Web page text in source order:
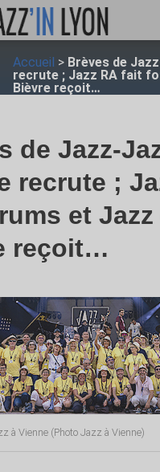
Accueil > Brèves de
recrute ; Jazz RA fait
Bièvre reçoit…
de Jazz-
recrute ;
et Jazz
reçoit…
à Vienne (Photo Jazz à Vienne)